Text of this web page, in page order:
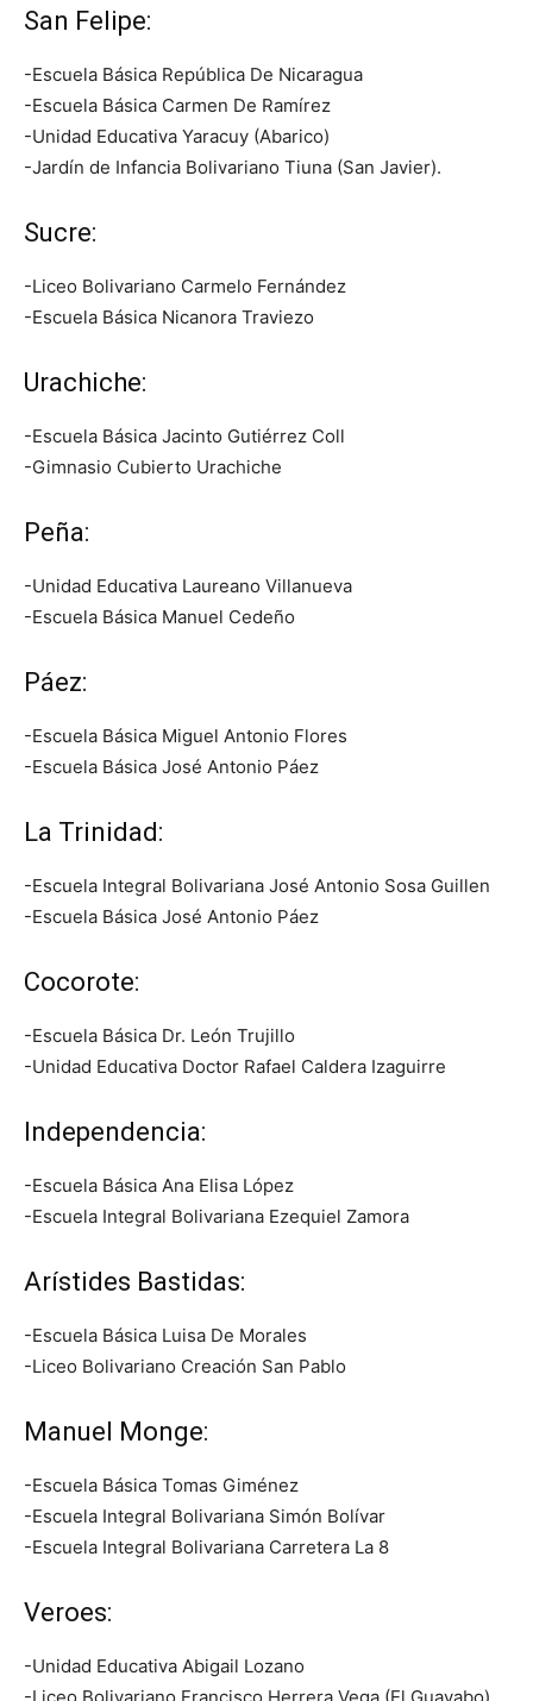
San Felipe:
-Escuela Básica República De Nicaragua
-Escuela Básica Carmen De Ramírez
-Unidad Educativa Yaracuy (Abarico)
-Jardín de Infancia Bolivariano Tiuna (San Javier).
Sucre:
-Liceo Bolivariano Carmelo Fernández
-Escuela Básica Nicanora Traviezo
Urachiche:
-Escuela Básica Jacinto Gutiérrez Coll
-Gimnasio Cubierto Urachiche
Peña:
-Unidad Educativa Laureano Villanueva
-Escuela Básica Manuel Cedeño
Páez:
-Escuela Básica Miguel Antonio Flores
-Escuela Básica José Antonio Páez
La Trinidad:
-Escuela Integral Bolivariana José Antonio Sosa Guillen
-Escuela Básica José Antonio Páez
Cocorote:
-Escuela Básica Dr. León Trujillo
-Unidad Educativa Doctor Rafael Caldera Izaguirre
Independencia:
-Escuela Básica Ana Elisa López
-Escuela Integral Bolivariana Ezequiel Zamora
Arístides Bastidas:
-Escuela Básica Luisa De Morales
-Liceo Bolivariano Creación San Pablo
Manuel Monge:
-Escuela Básica Tomas Giménez
-Escuela Integral Bolivariana Simón Bolívar
-Escuela Integral Bolivariana Carretera La 8
Veroes:
-Unidad Educativa Abigail Lozano